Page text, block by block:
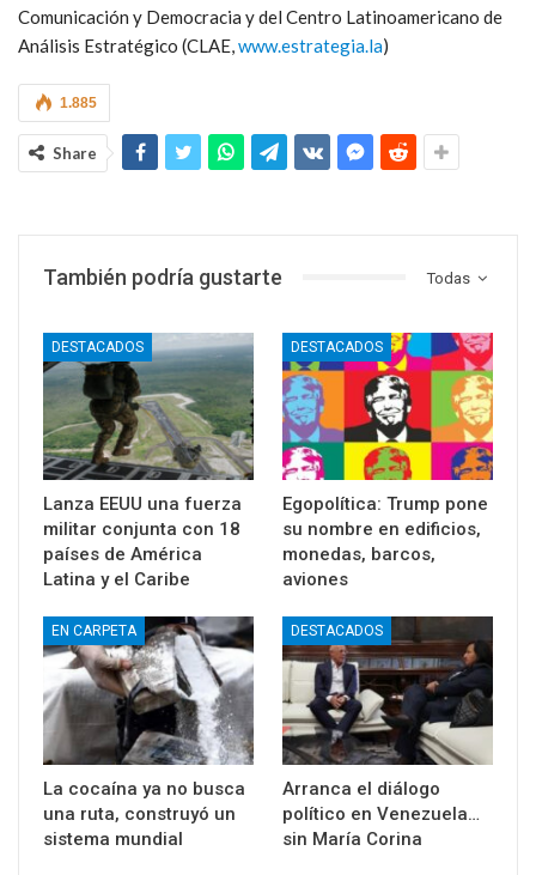
Comunicación y Democracia y del Centro Latinoamericano de
Análisis Estratégico (CLAE, www.estrategia.la)
1.885
Share
Todas
También podría gustarte
DESTACADOS
Lanza EEUU una fuerza
militar conjunta con 18
países de América
Latina y el Caribe
DESTACADOS
Egopolítica: Trump pone
su nombre en edificios,
monedas, barcos,
aviones
EN CARPETA
La cocaína ya no busca
una ruta, construyó un
sistema mundial
DESTACADOS
Arranca el diálogo
político en Venezuela…
sin María Corina